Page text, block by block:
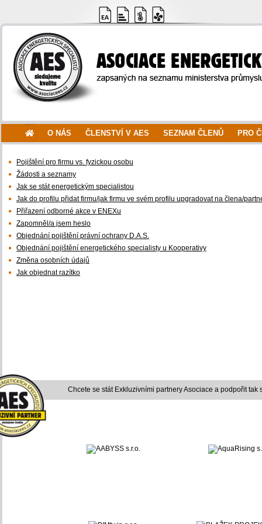
O NÁS ČLENSTVÍ V AES SEZNAM ČLENŮ PRO
Pojištění pro firmu vs. fyzickou osobu
Žádosti a seznamy
Jak se stát energetickým specialistou
Jak do profilu přidat firmu/jak firmu ve svém profilu upgradovat na člena/
Přiřazení odborné akce v ENEXu
Zapomněl/a jsem heslo
Objednání pojištění právní ochrany D.A.S.
Objednání pojištění energetického specialisty u Kooperativy
Změna osobních údajů
Jak objednat razítko
Chcete se stát Exkluzivními partnery Asociace a podpořit tak